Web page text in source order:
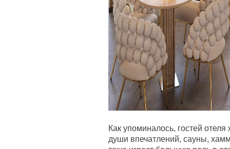
Как упоминалось, гостей
души впечатлений, сауны,